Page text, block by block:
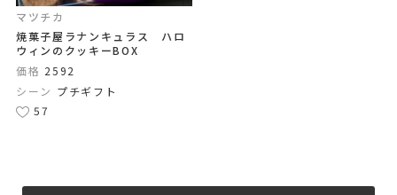
マツチカ
焼菓子屋ラナンキュラス ハロ
ウィンのクッキーBOX
価格 2592
シーン プチギフト
57